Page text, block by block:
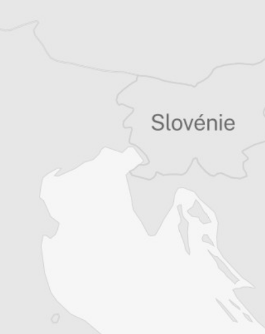
Tous nos articles de Dnevnik (Macédoine)